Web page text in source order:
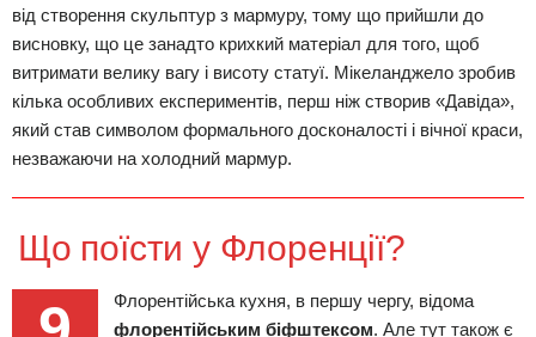
від створення скульптур з мармуру, тому що прийшли до
висновку, що це занадто крихкий матеріал для того, щоб
витримати велику вагу і висоту статуї. Мікеланджело зробив
кілька особливих експериментів, перш ніж створив «Давіда»,
який став символом формального досконалості і вічної краси,
незважаючи на холодний мармур.
Що поїсти у Флоренції?
Флорентійська кухня, в першу чергу, відома
флорентійським біфштексом. Але тут також є